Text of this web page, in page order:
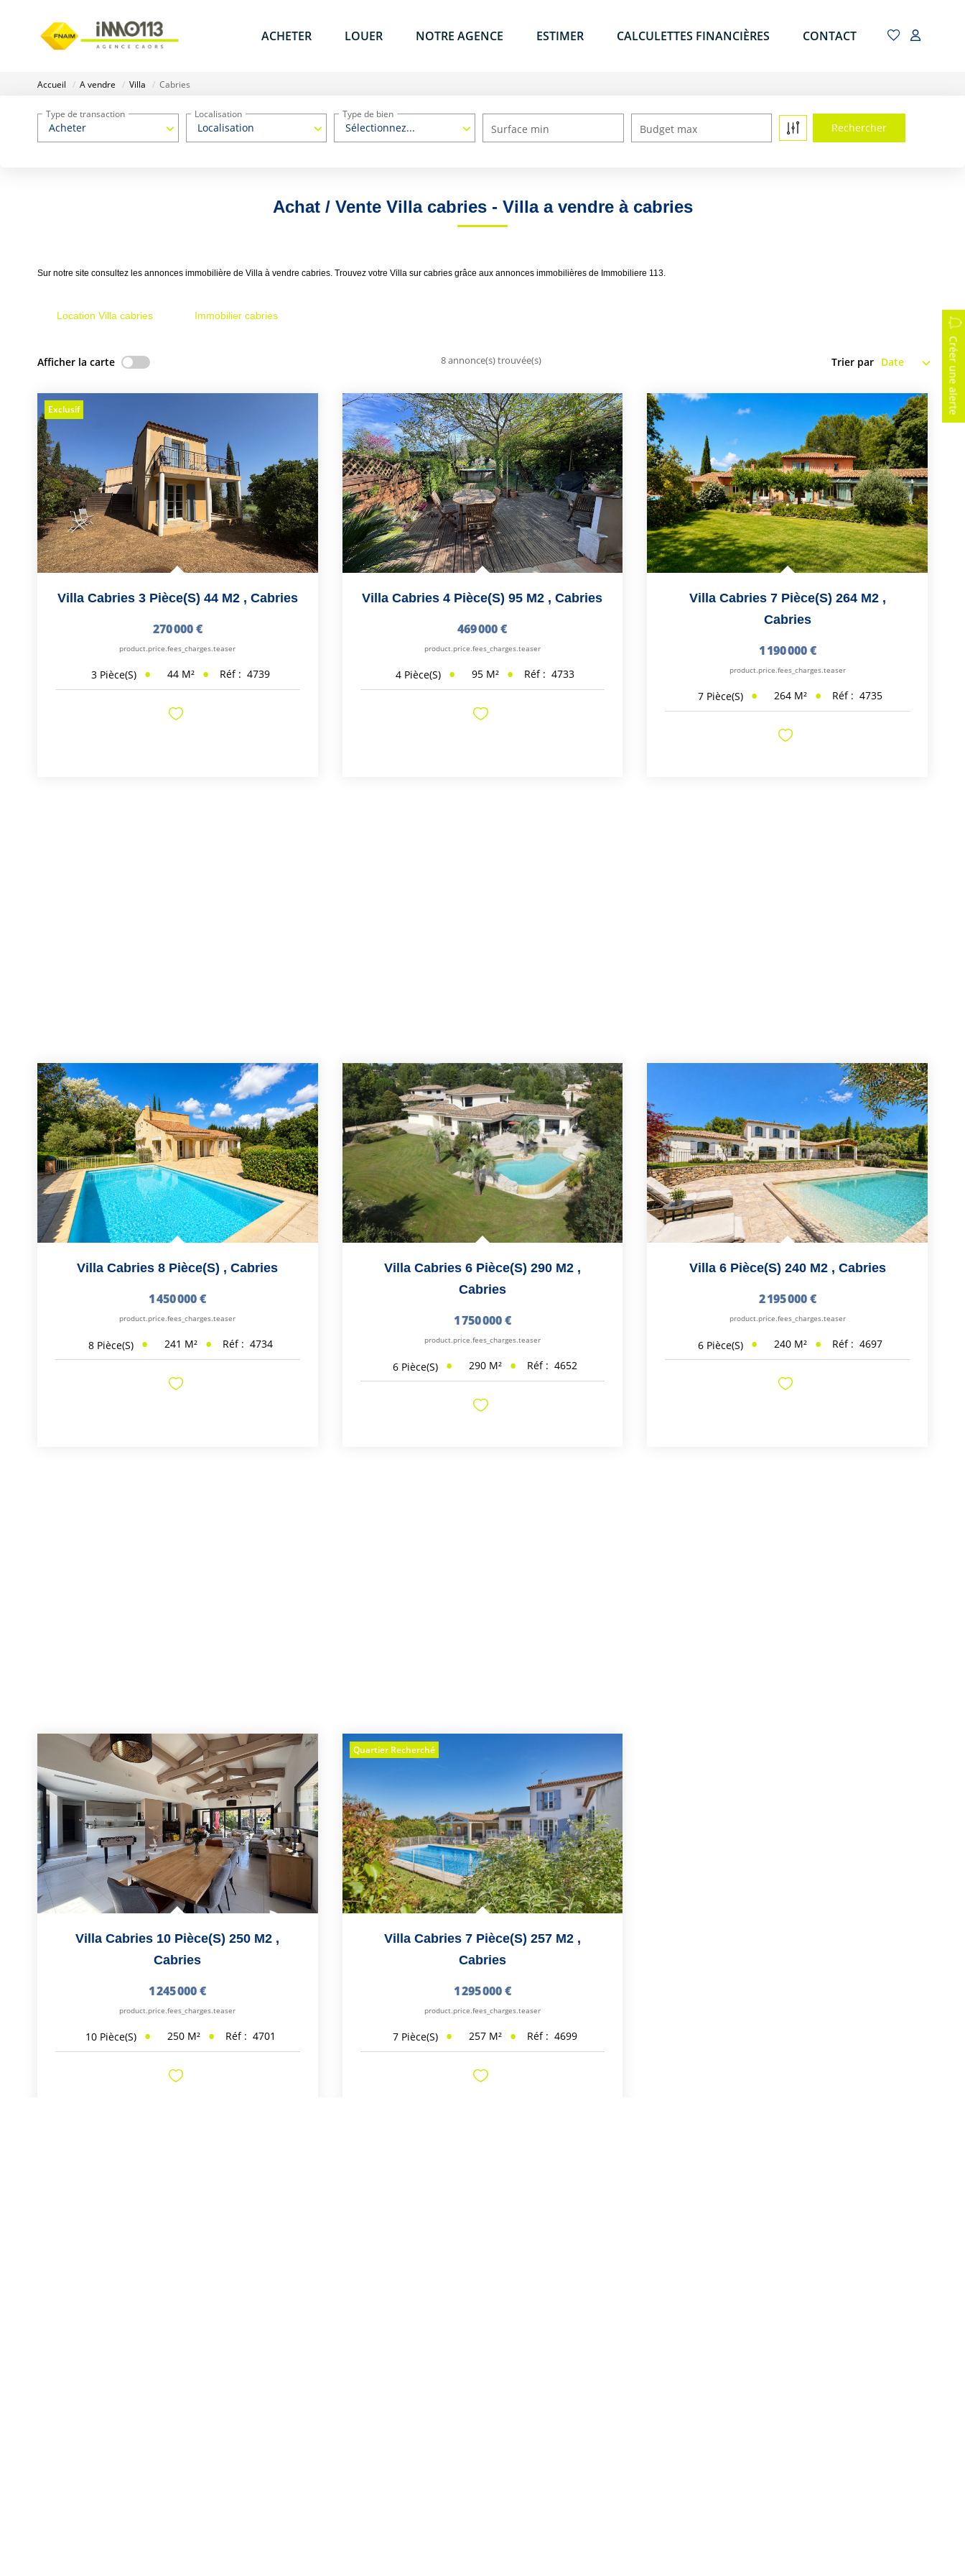
ACHETER LOUER NOTRE AGENCE ESTIMER CALCULETTES FINANCIÈRES CONTACT
Accueil A vendre Villa Cabries
Acheter
Type de transaction
Localisation
Localisation
Sélectionnez...
Type de bien
Surface min Budget max
Achat / Vente Villa cabries - Villa a vendre à cabries
Sur notre site consultez les annonces immobilière de Villa à vendre cabries. Trouvez votre Villa sur cabries grâce aux annonces immobilières de Immobiliere 113.
Location Villa cabries Immobilier cabries
Créer une alerte
Afficher la carte 8 annonce(s) trouvée(s) Trier par
Exclusif
Villa Cabries 3 Pièce(s) 44 M2 , Cabries
270 000 €
product.price.fees_charges.teaser
3 Pièce(s) 44 M² Réf : 4739
Villa Cabries 4 Pièce(s) 95 M2 ,Cabries
469 000 €
product.price.fees_charges.teaser
4 Pièce(s) 95 M² Réf : 4733
Villa Cabries 7 Pièce(s) 264 M2 ,
Cabries
1 190 000 €
product.price.fees_charges.teaser
7 Pièce(s) 264 M² Réf : 4735
Villa Cabries 8 Pièce(s) ,Cabries
1 450 000 €
product.price.fees_charges.teaser
8 Pièce(s) 241 M² Réf : 4734
Villa Cabries 6 Pièce(s) 290 M2 ,
Cabries
1 750 000 €
product.price.fees_charges.teaser
6 Pièce(s) 290 M² Réf : 4652
Villa 6 Pièce(s) 240 M2 , Cabries
2 195 000 €
product.price.fees_charges.teaser
6 Pièce(s) 240 M² Réf : 4697
Villa Cabries 10 Pièce(s) 250 M2 ,
Cabries
1 245 000 €
product.price.fees_charges.teaser
10 Pièce(s) 250 M² Réf : 4701
Quartier Recherché
Villa Cabries 7 Pièce(s) 257 M2 ,
Cabries
1 295 000 €
product.price.fees_charges.teaser
7 Pièce(s) 257 M² Réf : 4699